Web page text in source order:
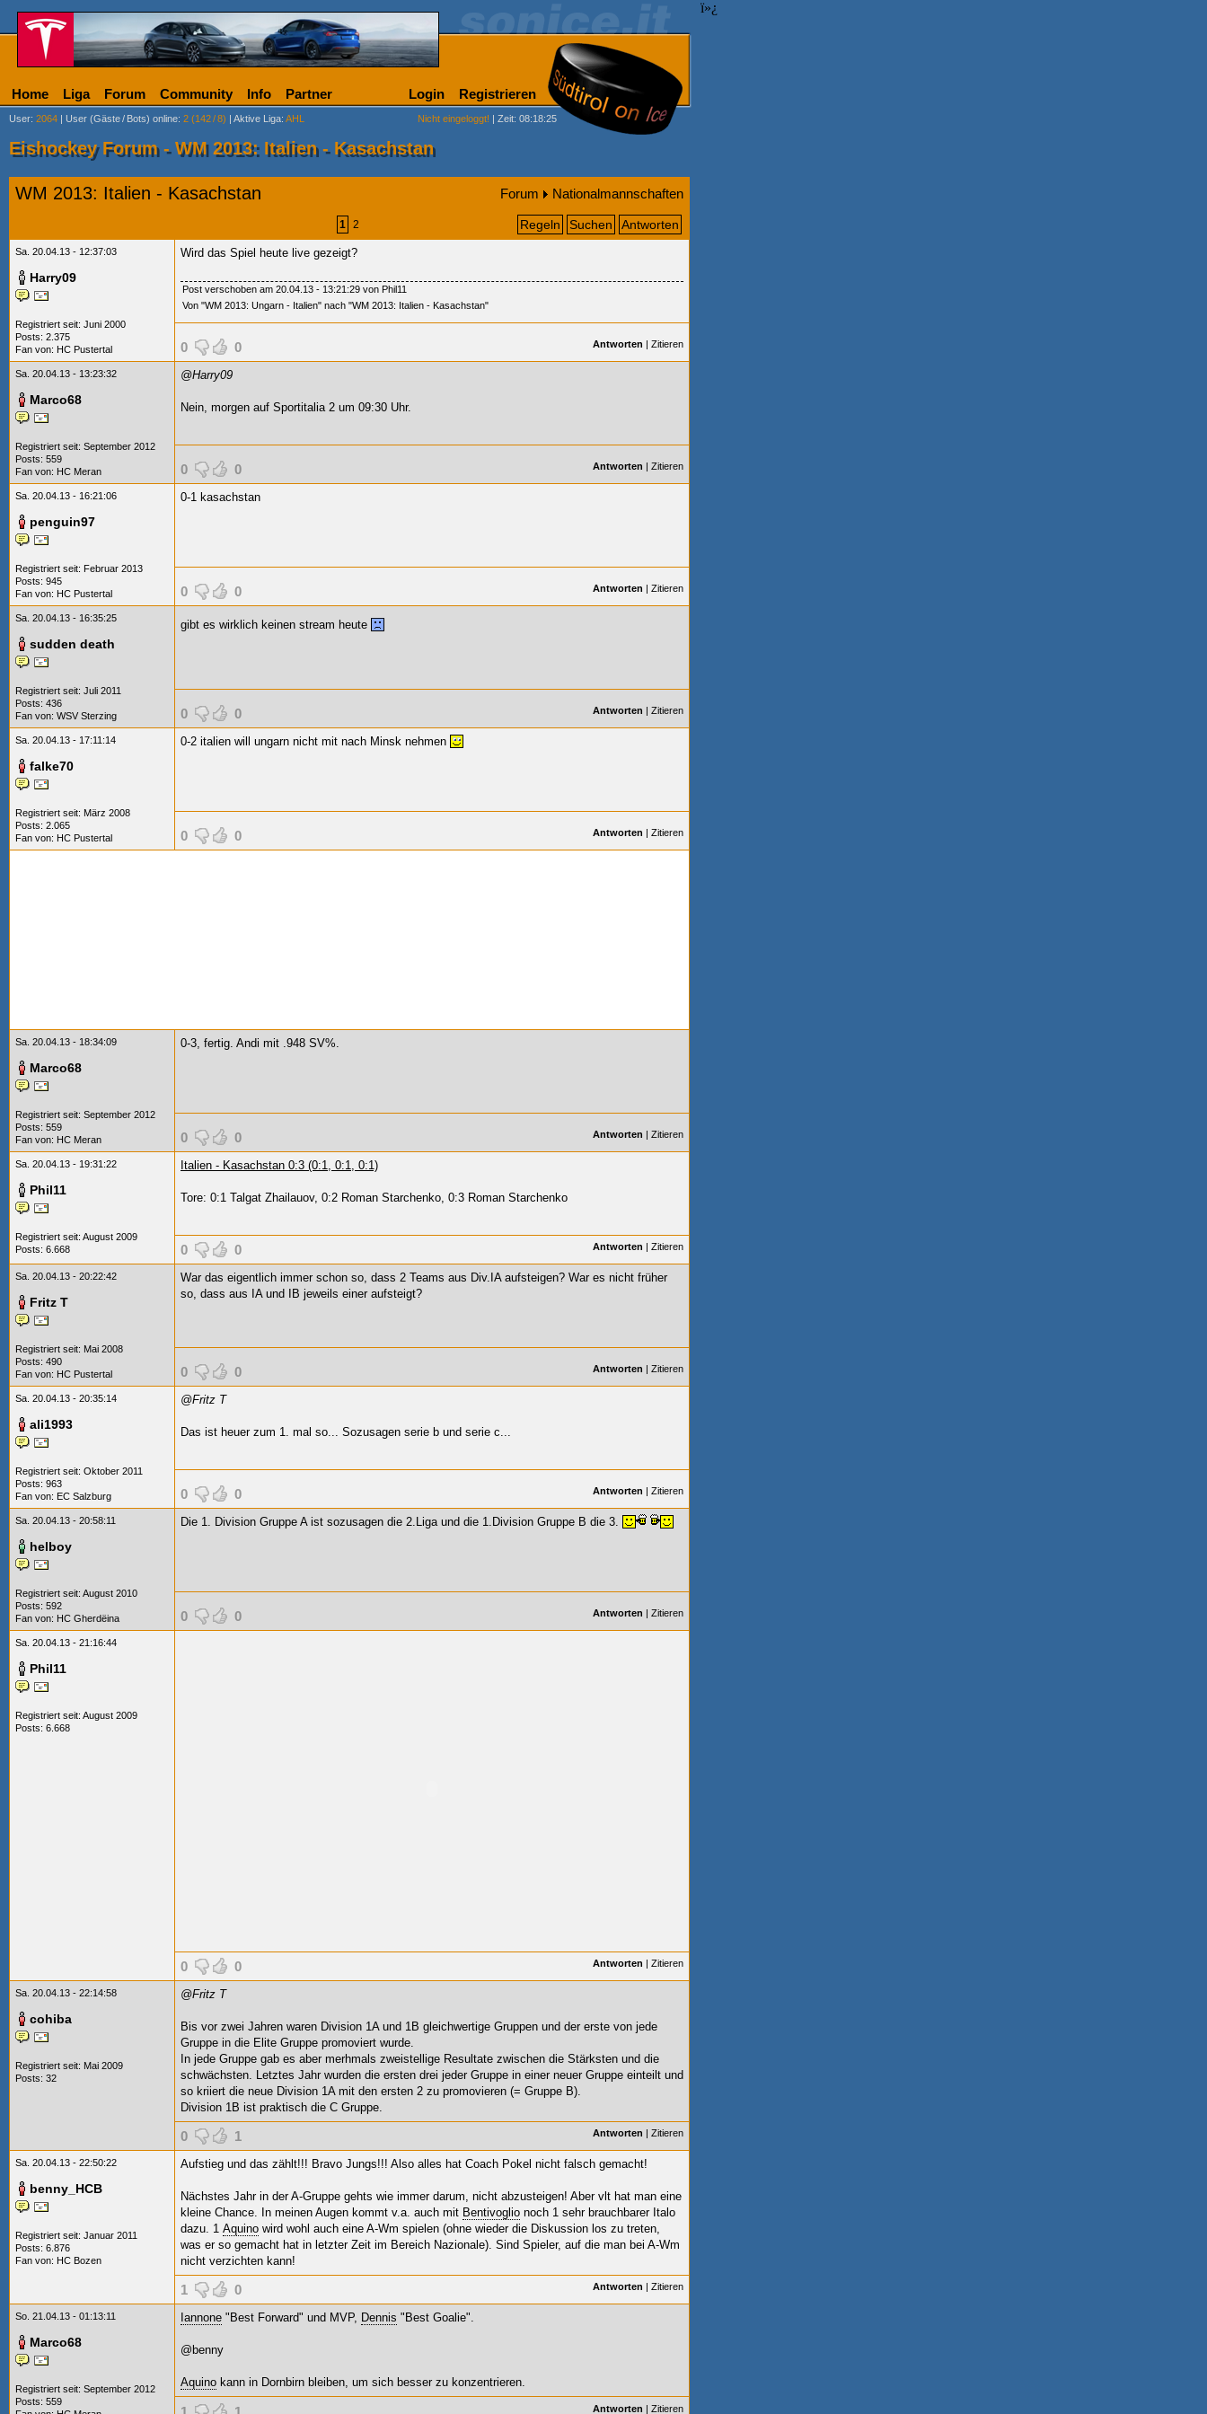
ï»¿
Home Liga Forum Community Info Partner Login Registrieren
User: 2064 | User (Gäste/ Bots) online: 2 (142/8) | Aktive Liga: AHL Nicht eingeloggt! | Zeit: 08:18:25
Eishockey Forum - WM 2013: Italien - Kasachstan
WM 2013: Italien - Kasachstan Forum Nationalmannschaften
1 2 Regeln Suchen Antworten
Sa. 20.04.13 - 12:37:03
Harry09
Registriert seit: Juni 2000
Posts: 2.375
Fan von: HC Pustertal
Wird das Spiel heute live gezeigt?
Post verschoben am 20.04.13 - 13:21:29 von Phil11
Von "WM 2013: Ungarn - Italien" nach "WM 2013: Italien - Kasachstan"
0 0 Antworten | Zitieren
Sa. 20.04.13 - 13:23:32
Marco68
Registriert seit: September 2012
Posts: 559
Fan von: HC Meran
@Harry09
Nein, morgen auf Sportitalia 2 um 09:30 Uhr.
0 0 Antworten | Zitieren
Sa. 20.04.13 - 16:21:06
penguin97
Registriert seit: Februar 2013
Posts: 945
Fan von: HC Pustertal
0-1 kasachstan
0 0 Antworten | Zitieren
Sa. 20.04.13 - 16:35:25
sudden death
Registriert seit: Juli 2011
Posts: 436
Fan von: WSV Sterzing
gibt es wirklich keinen stream heute
0 0 Antworten | Zitieren
Sa. 20.04.13 - 17:11:14
falke70
Registriert seit: März 2008
Posts: 2.065
Fan von: HC Pustertal
0-2 italien will ungarn nicht mit nach Minsk nehmen
0 0 Antworten | Zitieren
Sa. 20.04.13 - 18:34:09
Marco68
Registriert seit: September 2012
Posts: 559
Fan von: HC Meran
0-3, fertig. Andi mit .948 SV%.
0 0 Antworten | Zitieren
Sa. 20.04.13 - 19:31:22
Phil11
Registriert seit: August 2009
Posts: 6.668
Italien - Kasachstan 0:3 (0:1, 0:1, 0:1)
Tore: 0:1 Talgat Zhailauov, 0:2 Roman Starchenko, 0:3 Roman Starchenko
0 0 Antworten | Zitieren
Sa. 20.04.13 - 20:22:42
Fritz T
Registriert seit: Mai 2008
Posts: 490
Fan von: HC Pustertal
War das eigentlich immer schon so, dass 2 Teams aus Div.IA aufsteigen? War es nicht früher
so, dass aus IA und IB jeweils einer aufsteigt?
0 0 Antworten | Zitieren
Sa. 20.04.13 - 20:35:14
ali1993
Registriert seit: Oktober 2011
Posts: 963
Fan von: EC Salzburg
@Fritz T
Das ist heuer zum 1. mal so... Sozusagen serie b und serie c...
0 0 Antworten | Zitieren
Sa. 20.04.13 - 20:58:11
helboy
Registriert seit: August 2010
Posts: 592
Fan von: HC Gherdëina
Die 1. Division Gruppe A ist sozusagen die 2.Liga und die 1.Division Gruppe B die 3.
0 0 Antworten | Zitieren
Sa. 20.04.13 - 21:16:44
Phil11
Registriert seit: August 2009
Posts: 6.668
0 0 Antworten | Zitieren
Sa. 20.04.13 - 22:14:58
cohiba
Registriert seit: Mai 2009
Posts: 32
@Fritz T
Bis vor zwei Jahren waren Division 1A und 1B gleichwertige Gruppen und der erste von jede
Gruppe in die Elite Gruppe promoviert wurde.
In jede Gruppe gab es aber merhmals zweistellige Resultate zwischen die Stärksten und die
schwächsten. Letztes Jahr wurden die ersten drei jeder Gruppe in einer neuer Gruppe einteilt und
so kriiert die neue Division 1A mit den ersten 2 zu promovieren (= Gruppe B).
Division 1B ist praktisch die C Gruppe.
0 1 Antworten | Zitieren
Sa. 20.04.13 - 22:50:22
benny_HCB
Registriert seit: Januar 2011
Posts: 6.876
Fan von: HC Bozen
Aufstieg und das zählt!!! Bravo Jungs!!! Also alles hat Coach Pokel nicht falsch gemacht!
Nächstes Jahr in der A-Gruppe gehts wie immer darum, nicht abzusteigen! Aber vlt hat man eine
kleine Chance. In meinen Augen kommt v.a. auch mit Bentivoglio noch 1 sehr brauchbarer Italo
dazu. 1 Aquino wird wohl auch eine A-Wm spielen (ohne wieder die Diskussion los zu treten,
was er so gemacht hat in letzter Zeit im Bereich Nazionale). Sind Spieler, auf die man bei A-Wm
nicht verzichten kann!
1 0 Antworten | Zitieren
So. 21.04.13 - 01:13:11
Marco68
Registriert seit: September 2012
Posts: 559
Iannone "Best Forward" und MVP, Dennis "Best Goalie".
@benny
Aquino kann in Dornbirn bleiben, um sich besser zu konzentrieren.
Antworten | Zitieren